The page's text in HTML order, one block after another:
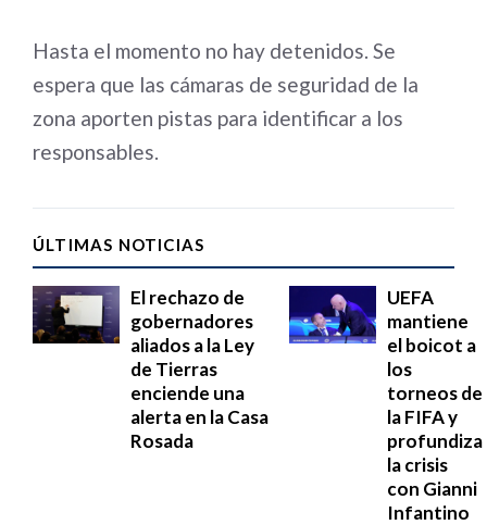
Hasta el momento no hay detenidos. Se
espera que las cámaras de seguridad de la
zona aporten pistas para identificar a los
responsables.
ÚLTIMAS NOTICIAS
El rechazo de
gobernadores
aliados a la Ley
de Tierras
enciende una
alerta en la Casa
Rosada
UEFA
mantiene
el boicot a
los
torneos de
la FIFA y
profundiza
la crisis
con Gianni
Infantino